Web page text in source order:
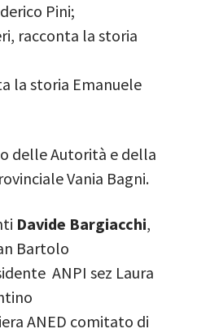
Pini;
racconta la storia
la storia Emanuele
delle Autorità e della
Vania Bagni.
Davide Bargiacchi,
Bartolo
ANPI sez Laura
ANED comitato di